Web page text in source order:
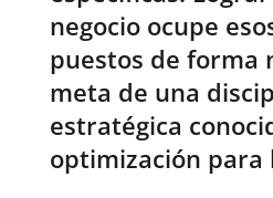
negocio ocupe
puestos de forma
meta de una
estratégica
optimización para